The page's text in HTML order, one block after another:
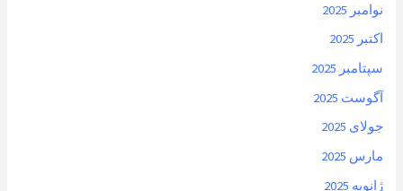
نوامبر 2025
اکتبر 2025
سپتامبر 2025
آگوست 2025
جولای 2025
مارس 2025
ژانویه 2025